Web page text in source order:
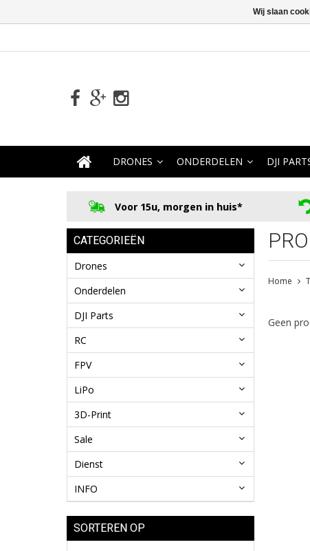
DRONES ONDERDELEN DJI
Voor 15u, morgen in huis*
CATEGORIEËN
Drones
Onderdelen
DJI Parts
RC
FPV
LiPo
3D-Print
Sale
Dienst
INFO
SORTEREN OP
Home
Geen
Wij slaan